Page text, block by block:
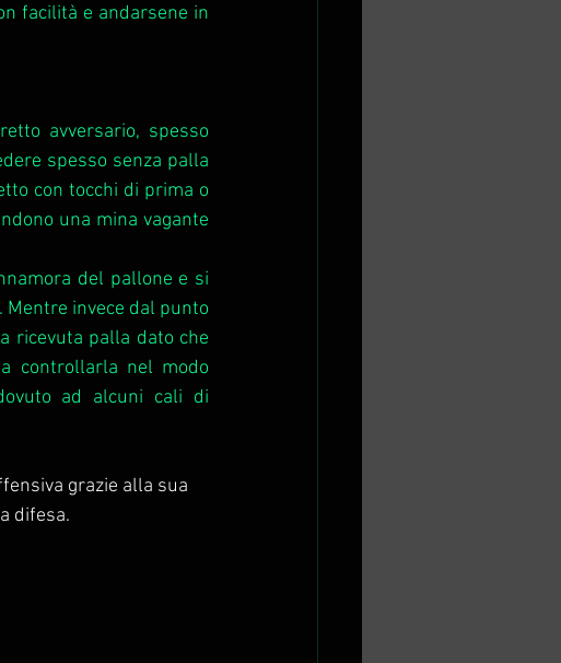
facilità e andarsene in
avversario, spesso
spesso senza palla
con tocchi di prima o
una mina vagante
del pallone e si
invece dal punto
ricevuta palla dato che
controllarla nel modo
ad alcuni cali di
grazie alla sua
difesa.